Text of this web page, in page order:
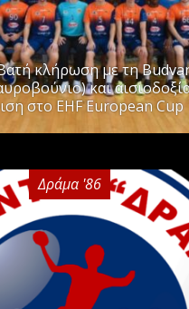
κλήρωση με τη
και
στο EHF European Cup
Δράμα '86